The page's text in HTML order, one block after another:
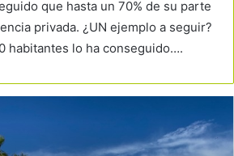
que hasta un 70% de su parte
privada. ¿UN ejemplo a seguir?
habitantes lo ha conseguido….